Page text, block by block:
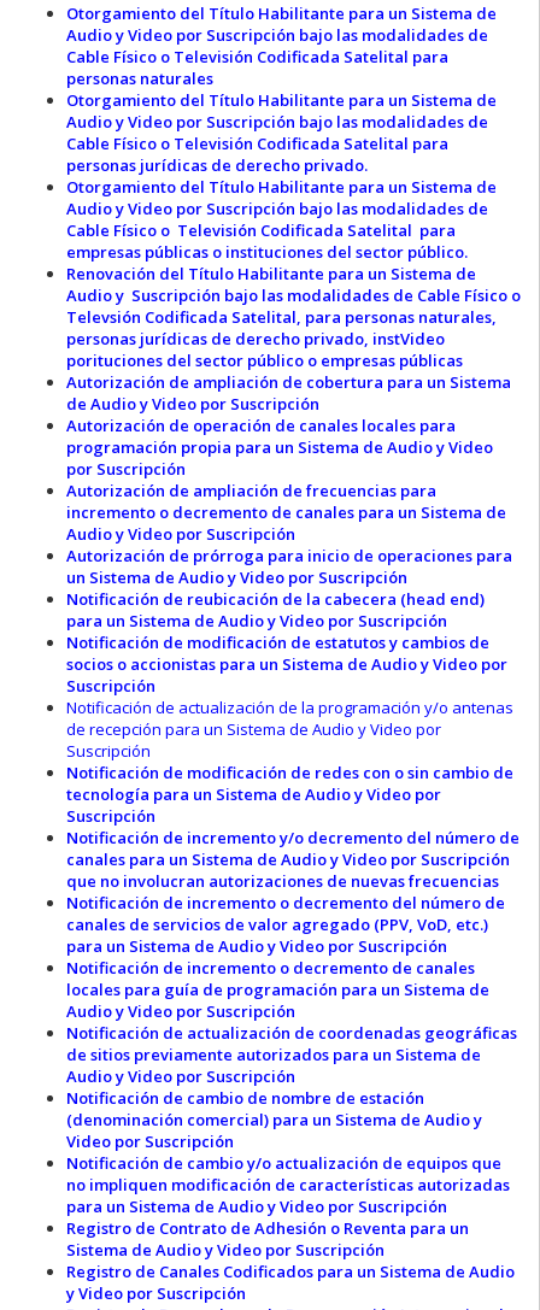
Otorgamiento del Título Habilitante para un Sistema de
Audio y Video por Suscripción bajo las modalidades de
Cable Físico o Televisión Codificada Satelital para
personas naturales
Otorgamiento del Título Habilitante para un Sistema de
Audio y Video por Suscripción bajo las modalidades de
Cable Físico o Televisión Codificada Satelital para
personas jurídicas de derecho privado.
Otorgamiento del Título Habilitante para un Sistema de
Audio y Video por Suscripción bajo las modalidades de
Cable Físico o Televisión Codificada Satelital para
empresas públicas o instituciones del sector público.
Renovación del Título Habilitante para un Sistema de
Audio y Suscripción bajo las modalidades de Cable Físico o
Televsión Codificada Satelital, para personas naturales,
personas jurídicas de derecho privado, instVideo
porituciones del sector público o empresas públicas
Autorización de ampliación de cobertura para un Sistema
de Audio y Video por Suscripción
Autorización de operación de canales locales para
programación propia para un Sistema de Audio y Video
por Suscripción
Autorización de ampliación de frecuencias para
incremento o decremento de canales para un Sistema de
Audio y Video por Suscripción
Autorización de prórroga para inicio de operaciones para
un Sistema de Audio y Video por Suscripción
Notificación de reubicación de la cabecera (head end)
para un Sistema de Audio y Video por Suscripción
Notificación de modificación de estatutos y cambios de
socios o accionistas para un Sistema de Audio y Video por
Suscripción
Notificación de actualización de la programación y/o antenas
de recepción para un Sistema de Audio y Video por
Suscripción
Notificación de modificación de redes con o sin cambio de
tecnología para un Sistema de Audio y Video por
Suscripción
Notificación de incremento y/o decremento del número de
canales para un Sistema de Audio y Video por Suscripción
que no involucran autorizaciones de nuevas frecuencias
Notificación de incremento o decremento del número de
canales de servicios de valor agregado (PPV, VoD, etc.)
para un Sistema de Audio y Video por Suscripción
Notificación de incremento o decremento de canales
locales para guía de programación para un Sistema de
Audio y Video por Suscripción
Notificación de actualización de coordenadas geográficas
de sitios previamente autorizados para un Sistema de
Audio y Video por Suscripción
Notificación de cambio de nombre de estación
(denominación comercial) para un Sistema de Audio y
Video por Suscripción
Notificación de cambio y/o actualización de equipos que
no impliquen modificación de características autorizadas
para un Sistema de Audio y Video por Suscripción
Registro de Contrato de Adhesión o Reventa para un
Sistema de Audio y Video por Suscripción
Registro de Canales Codificados para un Sistema de Audio
y Video por Suscripción